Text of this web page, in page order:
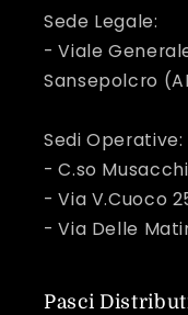
Sede Legale:
- Viale
Sansepolcro
Sedi Operative:
- C.so
- Via V.Cuoco
- Via Delle
Pasci